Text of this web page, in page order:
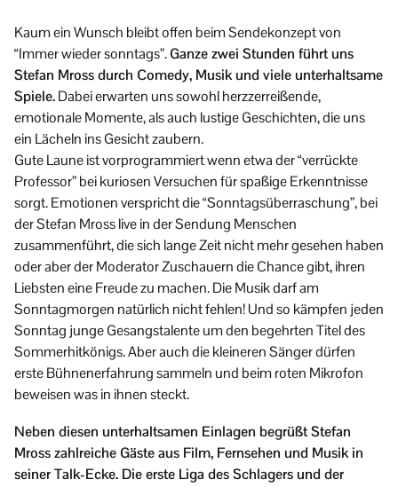
Kaum ein Wunsch bleibt offen beim Sendekonzept von
“Immer wieder sonntags”.Ganze zwei Stunden führt uns
Stefan Mross durch Comedy, Musik und viele unterhaltsame
Spiele.Dabei erwarten uns sowohl herzzerreißende,
emotionale Momente, als auch lustige Geschichten, die uns
ein Lächeln ins Gesicht zaubern.
Gute Laune ist vorprogrammiert wenn etwa der “verrückte
Professor” bei kuriosen Versuchen für spaßige Erkenntnisse
sorgt. Emotionen verspricht die “Sonntagsüberraschung”, bei
der Stefan Mross live in der Sendung Menschen
zusammenführt, die sich lange Zeit nicht mehr gesehen haben
oder aber der Moderator Zuschauern die Chance gibt, ihren
Liebsten eine Freude zu machen. Die Musik darf am
Sonntagmorgen natürlich nicht fehlen! Und so kämpfen jeden
Sonntag junge Gesangstalente um den begehrten Titel des
Sommerhitkönigs. Aber auch die kleineren Sänger dürfen
erste Bühnenerfahrung sammeln und beim roten Mikrofon
beweisen was in ihnen steckt.
Neben diesen unterhaltsamen Einlagen begrüßt Stefan
Mross zahlreiche Gäste aus Film, Fernsehen und Musik in
seiner Talk-Ecke. Die erste Liga des Schlagers und der